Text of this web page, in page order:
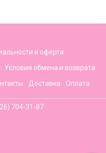
и оферта
Условия обмена и возврата
Доставка Оплата
704-31-87